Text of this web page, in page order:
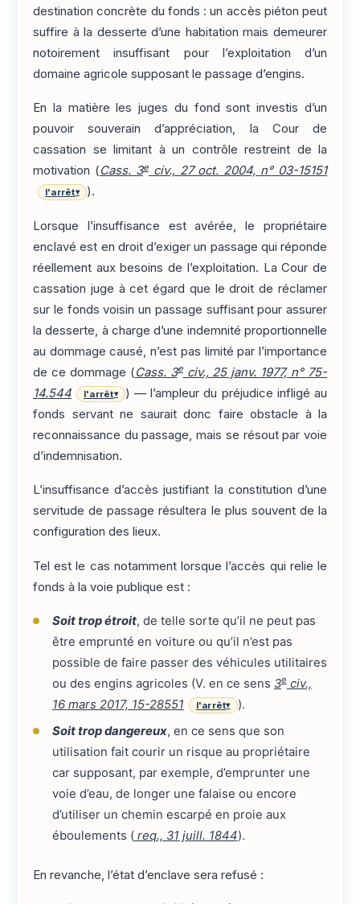
destination concrète du fonds : un accès piéton peut
suffire à la desserte d’une habitation mais demeurer
notoirement insuffisant pour l’exploitation d’un
domaine agricole supposant le passage d’engins.
En la matière les juges du fond sont investis d’un
pouvoir souverain d’appréciation, la Cour de
cassation se limitant à un contrôle restreint de la
motivation (Cass. 3eciv., 27 oct. 2004, n° 03-15151
l'arrêt▾ ).
Lorsque l’insuffisance est avérée, le propriétaire
enclavé est en droit d’exiger un passage qui réponde
réellement aux besoins de l’exploitation. La Cour de
cassation juge à cet égard que le droit de réclamer
sur le fonds voisin un passage suffisant pour assurer
la desserte, à charge d’une indemnité proportionnelle
au dommage causé, n’est pas limité par l’importance
de ce dommage (Cass. 3eciv., 25 janv. 1977, n° 75-
14.544
l'arrêt▾
) — l’ampleur du préjudice infligé au
fonds servant ne saurait donc faire obstacle à la
reconnaissance du passage, mais se résout par voie
d’indemnisation.
L’insuffisance d’accès justifiant la constitution d’une
servitude de passage résultera le plus souvent de la
configuration des lieux.
Tel est le cas notamment lorsque l’accès qui relie le
fonds à la voie publique est :
Soit trop étroit, de telle sorte qu’il ne peut pas
être emprunté en voiture ou qu’il n’est pas
possible de faire passer des véhicules utilitaires
ou des engins agricoles (V. en ce sens 3eciv.,
16 mars 2017, 15-28551
l'arrêt▾
).
Soit trop dangereux, en ce sens que son
utilisation fait courir un risque au propriétaire
car supposant, par exemple, d’emprunter une
voie d’eau, de longer une falaise ou encore
d’utiliser un chemin escarpé en proie aux
éboulements (req., 31 juill. 1844).
En revanche, l’état d’enclave sera refusé :